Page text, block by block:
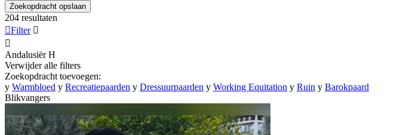
Zoekopdracht opslaan
204 resultaten
Filter 

Andalusiër H
Verwijder alle filters
Zoekopdracht toevoegen:
y Warmbloed y Recreatiepaarden y Dressuurpaarden y Working Equitation y Ruin y Barokpaard
Blikvangers